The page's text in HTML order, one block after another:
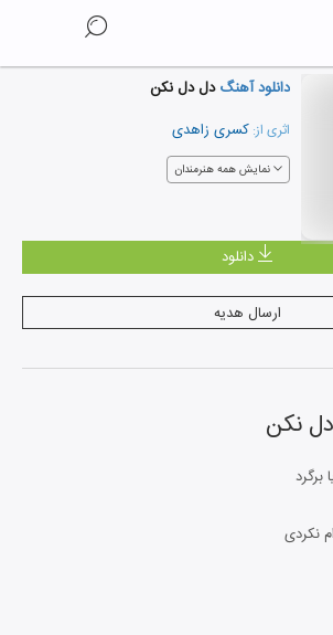
دانلود آهنگدل دل نکن
اثری از: کسری زاهدی
نمایش همه هنرمندان
دانلود
ارسال هدیه
نکن
برگرد
نکردی